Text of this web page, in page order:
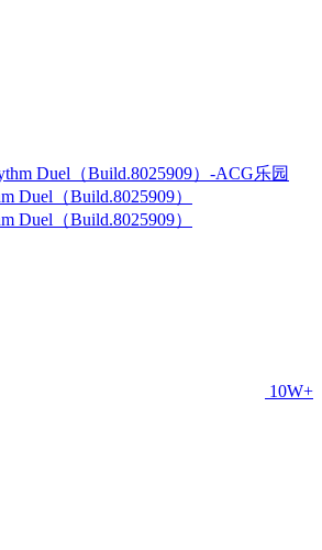
Duel（Build.8025909）
Duel（Build.8025909）
10W+